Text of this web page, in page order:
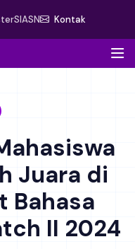
SIASN Kontak
Juara di
Bahasa
II 2024